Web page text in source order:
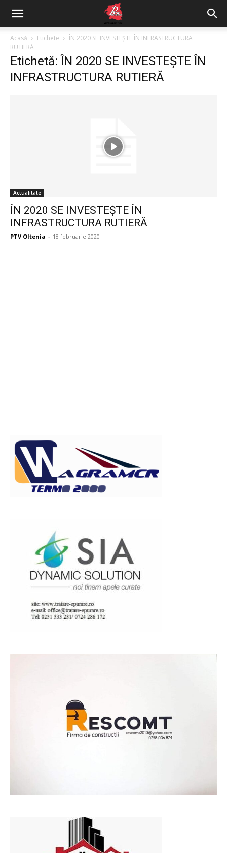
Acasă Etichete
ÎN 2020 SE INVESTEŞTE ÎN INFRASTRUCTURA
RUTIERĂ
Etichetă: ÎN 2020 SE INVESTEŞTE ÎN
INFRASTRUCTURA RUTIERĂ
Actualitate
ÎN 2020 SE INVESTEŞTE ÎN
INFRASTRUCTURA RUTIERĂ
PTV Oltenia - 18 februarie 2020